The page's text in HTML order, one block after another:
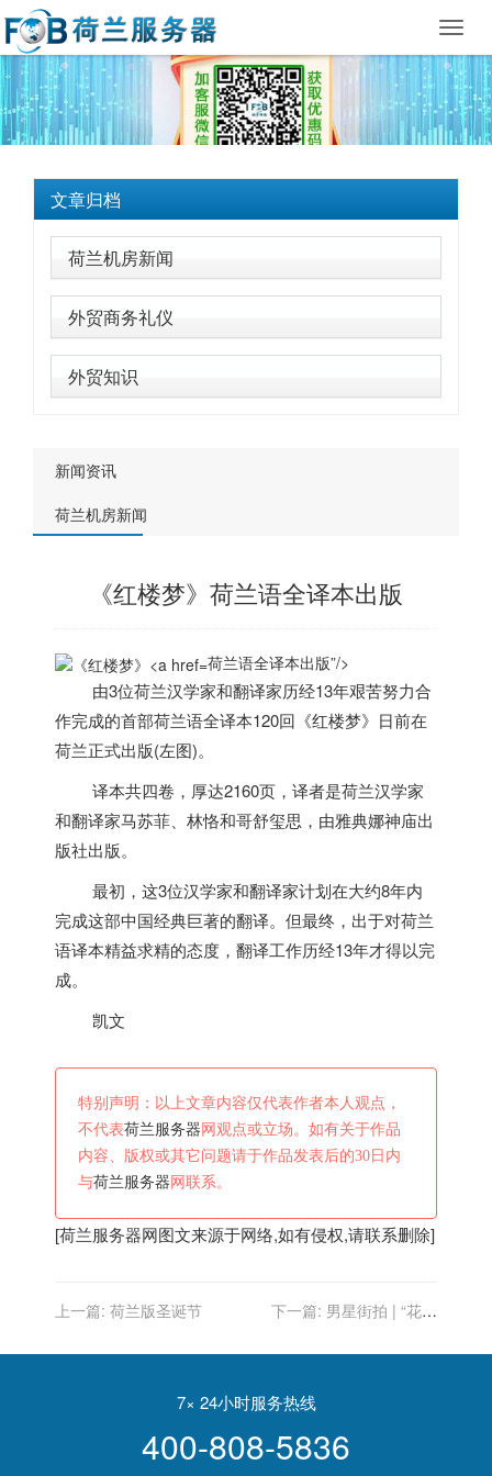
文章归档
荷兰机房新闻
外贸商务礼仪
外贸知识
新闻资讯
荷兰机房新闻
《红楼梦》荷兰语全译本出版
荷兰语全译本出版”/>
由3位荷兰汉学家和翻译家历经13年艰苦努力合
作完成的首部荷兰语全译本120回《红楼梦》日前在
荷兰正式出版(左图)。
译本共四卷，厚达2160页，译者是荷兰汉学家
和翻译家马苏菲、林恪和哥舒玺思，由雅典娜神庙出
版社出版。
最初，这3位汉学家和翻译家计划在大约8年内
完成这部中国经典巨著的翻译。但最终，出于对荷兰
语译本精益求精的态度，翻译工作历经13年才得以完
成。
凯文
特别声明：以上文章内容仅代表作者本人观点，
不代表荷兰服务器 网观点或立场。如有关于作品
内容、版权或其它问题请于作品发表后的30日内
与荷兰服务器 网联系。
[荷兰服务器网图文来源于网络,如有侵权,请联系删除]
上一篇: 荷兰版圣诞节 下一篇: 男星街拍 | “花蝴
亚“狗粮”发不停～
7× 24小时服务热线
400-808-5836